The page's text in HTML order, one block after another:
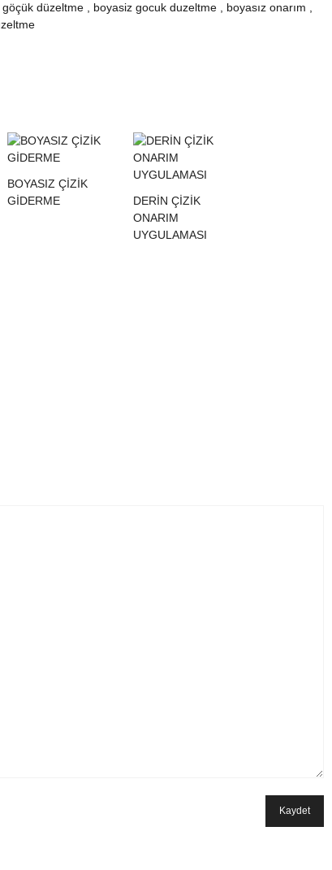
düzeltme , boyasiz gocuk duzeltme , boyasız onarım ,
BOYASIZ ÇİZİK
GİDERME
DERIN ÇIZIK
ONARIM
UYGULAMASI